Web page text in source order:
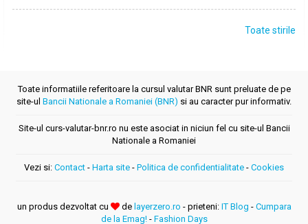
Toate stirile
Toate informatiile referitoare la cursul valutar BNR sunt preluate de pe
site-ul Bancii Nationale a Romaniei (BNR) si au caracter pur informativ.
Site-ul curs-valutar-bnr.ro nu este asociat in niciun fel cu site-ul Bancii
Nationale a Romaniei
Vezi si: Contact - Harta site - Politica de confidentialitate - Cookies
un produs dezvoltat cu de layerzero.ro - prieteni: IT Blog - Cumpara
de la Emag!- Fashion Days